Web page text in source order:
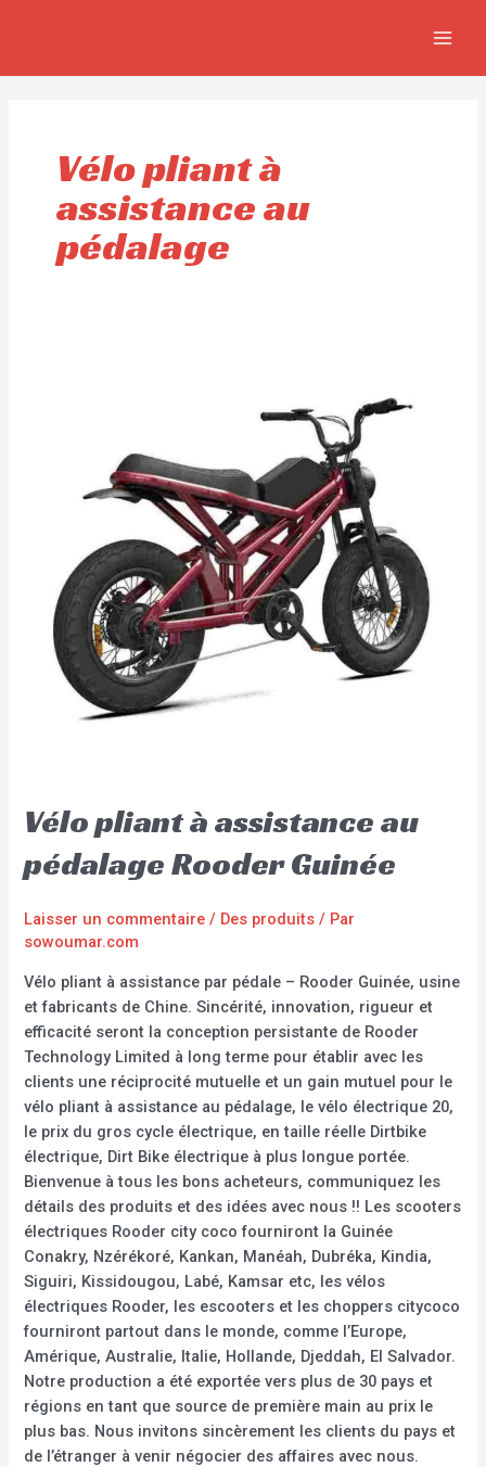
Vélo pliant à
assistance au
pédalage
Vélo pliant à assistance au
pédalage Rooder Guinée
Laisser un commentaire / Des produits / Par
sowoumar.com
Vélo pliant à assistance par pédale – Rooder Guinée, usine
et fabricants de Chine. Sincérité, innovation, rigueur et
efficacité seront la conception persistante de Rooder
Technology Limited à long terme pour établir avec les
clients une réciprocité mutuelle et un gain mutuel pour le
vélo pliant à assistance au pédalage, le vélo électrique 20,
le prix du gros cycle électrique, en taille réelle Dirtbike
électrique, Dirt Bike électrique à plus longue portée.
Bienvenue à tous les bons acheteurs, communiquez les
détails des produits et des idées avec nous !! Les scooters
électriques Rooder city coco fourniront la Guinée
Conakry, Nzérékoré, Kankan, Manéah, Dubréka, Kindia,
Siguiri, Kissidougou, Labé, Kamsar etc, les vélos
électriques Rooder, les escooters et les choppers citycoco
fourniront partout dans le monde, comme l’Europe,
Amérique, Australie, Italie, Hollande, Djeddah, El Salvador.
Notre production a été exportée vers plus de 30 pays et
régions en tant que source de première main au prix le
plus bas. Nous invitons sincèrement les clients du pays et
de l’étranger à venir négocier des affaires avec nous.